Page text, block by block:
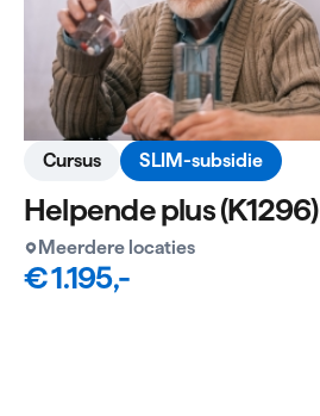
Helpende plus (K1296)
Cursus SLIM-subsidie
Meerdere locaties
€ 1.195,-